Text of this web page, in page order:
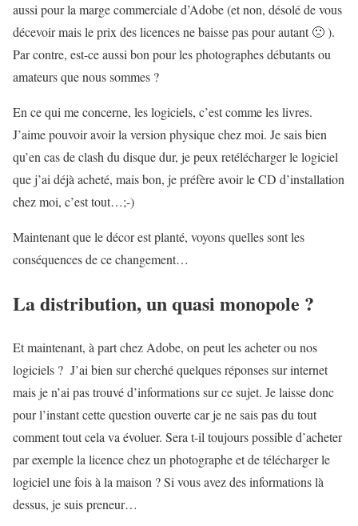
aussi pour la marge commerciale d’Adobe (et non, désolé de vous
décevoir mais le prix des licences ne baisse pas pour autant 🙁 ).
Par contre, est-ce aussi bon pour les photographes débutants ou
amateurs que nous sommes ?
En ce qui me concerne, les logiciels, c’est comme les livres.
J’aime pouvoir avoir la version physique chez moi. Je sais bien
qu’en cas de clash du disque dur, je peux retélécharger le logiciel
que j’ai déjà acheté, mais bon, je préfère avoir le CD d’installation
chez moi, c’est tout…;-)
Maintenant que le décor est planté, voyons quelles sont les
conséquences de ce changement…
La distribution, un quasi monopole ?
Et maintenant, à part chez Adobe, on peut les acheter ou nos
logiciels ? J’ai bien sur cherché quelques réponses sur internet
mais je n’ai pas trouvé d’informations sur ce sujet. Je laisse donc
pour l’instant cette question ouverte car je ne sais pas du tout
comment tout cela va évoluer. Sera t-il toujours possible d’acheter
par exemple la licence chez un photographe et de télécharger le
logiciel une fois à la maison ? Si vous avez des informations là
dessus, je suis preneur…